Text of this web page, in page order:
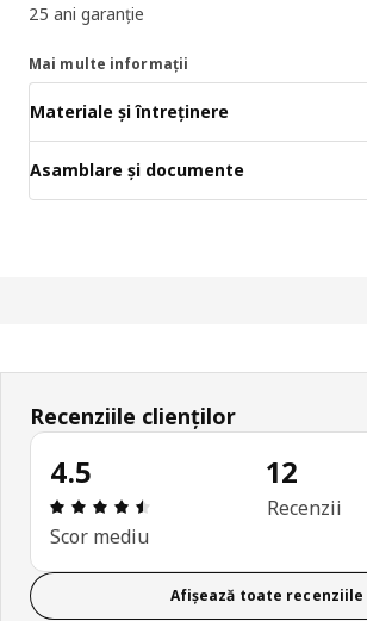
25 ani garanție
Mai multe informații
Materiale și întreținere
Asamblare și documente
Recenziile clienților
4.5
Prezentare generală: 4.5
Scor mediu
12
Recenzii
Afișează toate recenziile